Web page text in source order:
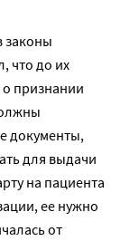
законы
что до их
о признании
документы,
для выдачи
на пациента
ее нужно
от